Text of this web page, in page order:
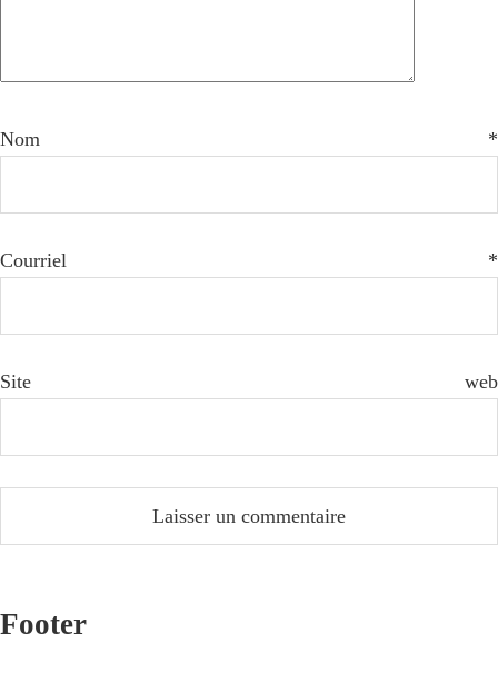
Nom *
Courriel *
Site web
Footer